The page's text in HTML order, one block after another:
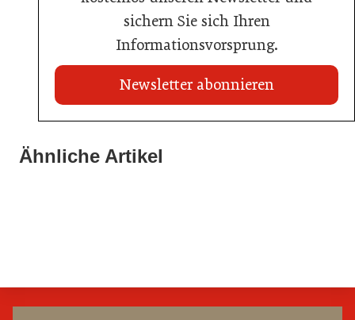
sichern Sie sich Ihren
Informationsvorsprung.
Newsletter abonnieren
Ähnliche Artikel
Land Steiermark startet Qualitätsoffensive für die